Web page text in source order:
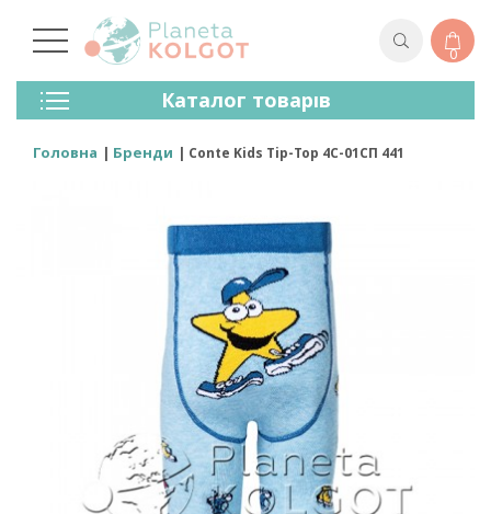
0
Каталог товарів
Колготки
Панчохи
Лосини (легінси)
Спортивний Одяг
Головна Бренди Conte Kids Tip-Top 4С-01СП 441